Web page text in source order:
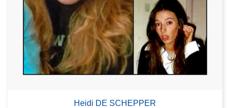
Heidi DE SCHEPPER